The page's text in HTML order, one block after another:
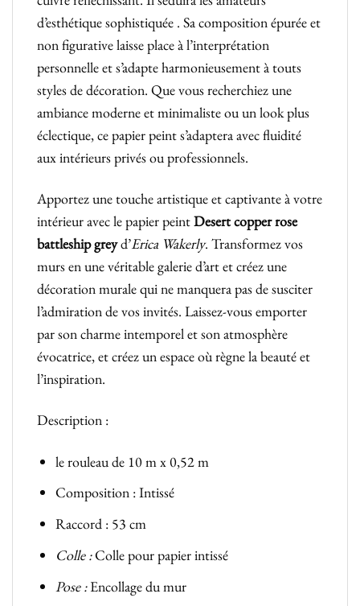
d’esthétique sophistiquée . Sa composition épurée et
non figurative laisse place à l’interprétation
personnelle et s’adapte harmonieusement à touts
styles de décoration. Que vous recherchiez une
ambiance moderne et minimaliste ou un look plus
éclectique, ce papier peint s’adaptera avec fluidité
aux intérieurs privés ou professionnels.
Apportez une touche artistique et captivante à votre
intérieur avec le papier peintDesert copper rose
battleship greyd’Erica Wakerly. Transformez vos
murs en une véritable galerie d’art et créez une
décoration murale qui ne manquera pas de susciter
l’admiration de vos invités. Laissez-vous emporter
par son charme intemporel et son atmosphère
évocatrice, et créez un espace où règne la beauté et
l’inspiration.
Description :
le rouleau de 10 m x 0,52 m
Composition : Intissé
Raccord : 53 cm
Colle :Colle pour papier intissé
Pose :Encollage du mur